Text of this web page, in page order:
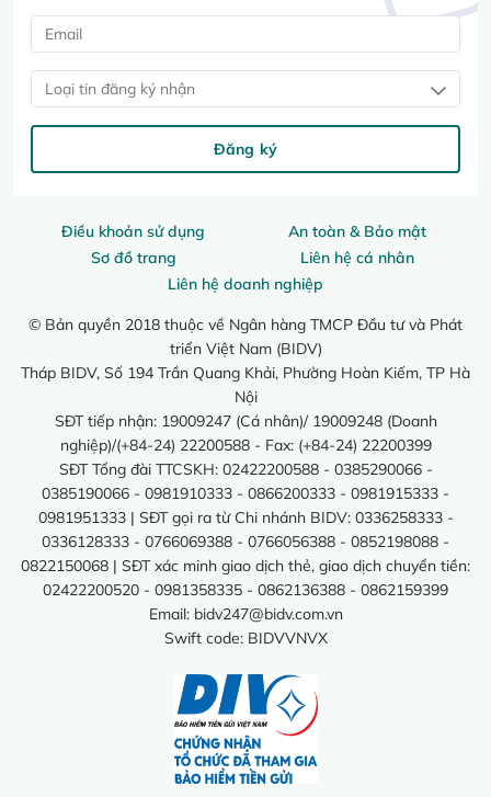
Điều khoản sử dụng
An toàn & Bảo mật
Sơ đồ trang
Liên hệ cá nhân
Liên hệ doanh nghiệp
© Bản quyền 2018 thuộc về Ngân hàng TMCP Đầu tư và Phát
triển Việt Nam (BIDV)
Tháp BIDV, Số 194 Trần Quang Khải, Phường Hoàn Kiếm, TP Hà
Nội
SĐT tiếp nhận: 19009247 (Cá nhân)/ 19009248 (Doanh
nghiệp)/(+84-24) 22200588 - Fax: (+84-24) 22200399
SĐT Tổng đài TTCSKH: 02422200588 - 0385290066 -
0385190066 - 0981910333 - 0866200333 - 0981915333 -
0981951333 | SĐT gọi ra từ Chi nhánh BIDV: 0336258333 -
0336128333 - 0766069388 - 0766056388 - 0852198088 -
0822150068 | SĐT xác minh giao dịch thẻ, giao dịch chuyển tiền:
02422200520 - 0981358335 - 0862136388 - 0862159399
Email: bidv247@bidv.com.vn
Swift code: BIDVVNVX
Loại tin đăng ký nhận
Đăng ký